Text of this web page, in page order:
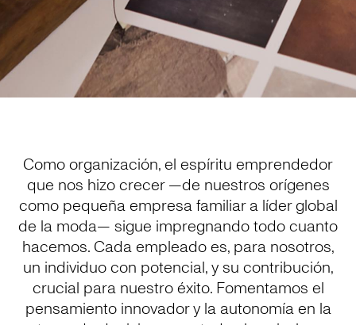
Como organización, el espíritu emprendedor
que nos hizo crecer —de nuestros orígenes
como pequeña empresa familiar a líder global
de la moda— sigue impregnando todo cuanto
hacemos. Cada empleado es, para nosotros,
un individuo con potencial, y su contribución,
crucial para nuestro éxito. Fomentamos el
pensamiento innovador y la autonomía en la